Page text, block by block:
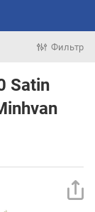
Фильтр
Satin